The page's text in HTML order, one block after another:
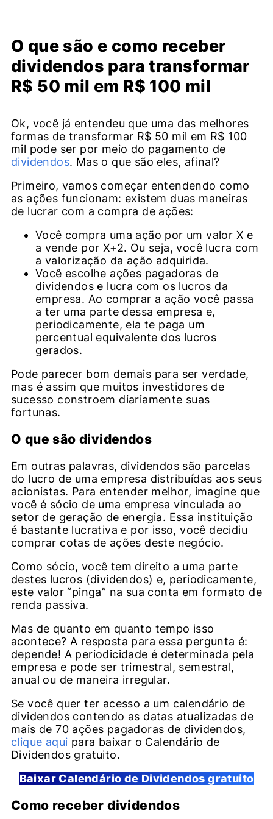
O que são e como receber
dividendos para transformar
R$ 50 mil em R$ 100 mil
Ok, você já entendeu que uma das melhores
formas de transformar R$ 50 mil em R$ 100
mil pode ser por meio do pagamento de
dividendos. Mas o que são eles, afinal?
Primeiro, vamos começar entendendo como
as ações funcionam: existem duas maneiras
de lucrar com a compra de ações:
Você compra uma ação por um valor X e
a vende por X+2. Ou seja, você lucra com
a valorização da ação adquirida.
Você escolhe ações pagadoras de
dividendos e lucra com os lucros da
empresa. Ao comprar a ação você passa
a ter uma parte dessa empresa e,
periodicamente, ela te paga um
percentual equivalente dos lucros
gerados.
Pode parecer bom demais para ser verdade,
mas é assim que muitos investidores de
sucesso constroem diariamente suas
fortunas.
O que são dividendos
Em outras palavras, dividendos são parcelas
do lucro de uma empresa distribuídas aos seus
acionistas. Para entender melhor, imagine que
você é sócio de uma empresa vinculada ao
setor de geração de energia. Essa instituição
é bastante lucrativa e por isso, você decidiu
comprar cotas de ações deste negócio.
Como sócio, você tem direito a uma parte
destes lucros (dividendos) e, periodicamente,
este valor “pinga” na sua conta em formato de
renda passiva.
Mas de quanto em quanto tempo isso
acontece? A resposta para essa pergunta é:
depende! A periodicidade é determinada pela
empresa e pode ser trimestral, semestral,
anual ou de maneira irregular.
Se você quer ter acesso a um calendário de
dividendos contendo as datas atualizadas de
mais de 70 ações pagadoras de dividendos,
clique aqui para baixar o Calendário de
Dividendos gratuito.
Baixar Calendário de Dividendos gratuito
Como receber dividendos